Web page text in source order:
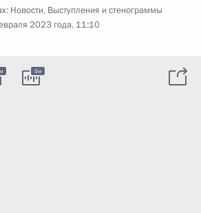
Новости, Выступления и стенограммы
2023 года, 11:10
5м